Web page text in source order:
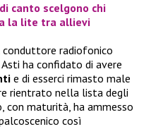
canto scelgono chi
la lite tra allievi
radiofonico
ha confidato di avere
e di esserci rimasto male
rientrato nella lista degli
con maturità, ha ammesso
così